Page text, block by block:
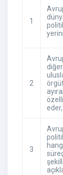
1
2
diğer
eder,
3